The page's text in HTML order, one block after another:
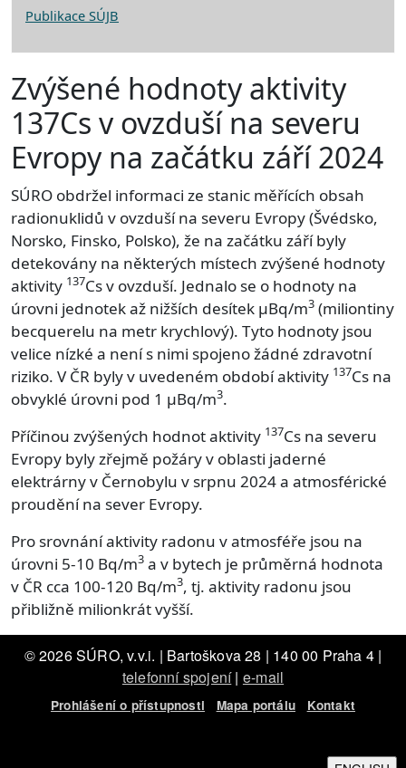
Zvýšené hodnoty aktivity
137Cs v ovzduší na severu
Evropy na začátku září 2024
SÚRO obdržel informaci ze stanic měřících obsah
radionuklidů v ovzduší na severu Evropy (Švédsko,
Norsko, Finsko, Polsko), že na začátku září byly
detekovány na některých místech zvýšené hodnoty
aktivity 137Cs v ovzduší. Jednalo se o hodnoty na
úrovni jednotek až nižších desítek µBq/m3 (miliontiny
becquerelu na metr krychlový). Tyto hodnoty jsou
velice nízké a není s nimi spojeno žádné zdravotní
riziko. V ČR byly v uvedeném období aktivity 137Cs na
obvyklé úrovni pod 1 µBq/m3.
Příčinou zvýšených hodnot aktivity 137Cs na severu
Evropy byly zřejmě požáry v oblasti jaderné
elektrárny v Černobylu v srpnu 2024 a atmosférické
proudění na sever Evropy.
Pro srovnání aktivity radonu v atmosféře jsou na
úrovni 5-10 Bq/m3 a v bytech je průměrná hodnota
v ČR cca 100-120 Bq/m3, tj. aktivity radonu jsou
přibližně milionkrát vyšší.
Publikace SÚJB
© 2026 SÚRO, v.v.i. | Bartoškova 28 | 140 00 Praha 4 |
telefonní spojení| e-mail
Prohlášení o přístupnosti Mapa portálu Kontakt